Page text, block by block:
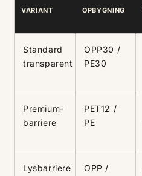
VARIANT OPBYGNING
Standard
transparent
OPP30 /
PE30
Premium-
barriere
PET12 /
PE
Lysbarriere
OPP /